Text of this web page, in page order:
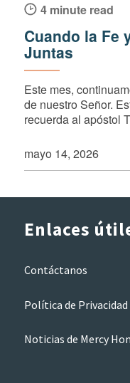
4 minute read
Cuando la Fe
Juntas
Este mes,
de nuestro Señor.
recuerda al apóstol
mayo 14, 2026
Enlaces
Contáctanos
Política de Privacidad
Noticias de Mercy